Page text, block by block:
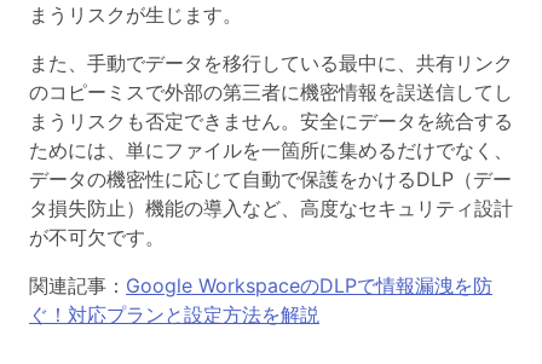
まうリスクが生じます。
また、手動でデータを移行している最中に、共有リンク
のコピーミスで外部の第三者に機密情報を誤送信してし
まうリスクも否定できません。安全にデータを統合する
ためには、単にファイルを一箇所に集めるだけでなく、
データの機密性に応じて自動で保護をかけるDLP（デー
タ損失防止）機能の導入など、高度なセキュリティ設計
が不可欠です。
関連記事： Google WorkspaceのDLPで情報漏洩を防
ぐ！対応プランと設定方法を解説